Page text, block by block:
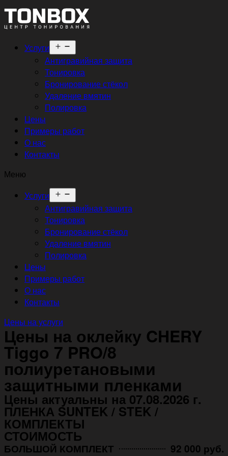
Услуги
меню
Антигравийная защита
Тонировка
Бронирование стёкол
Удаление вмятин
Полировка
Цены
Примеры работ
О нас
Контакты
Меню
Услуги
меню
Антигравийная защита
Тонировка
Бронирование стёкол
Удаление вмятин
Полировка
Цены
Примеры работ
О нас
Контакты
Цены на услуги
Цены на оклейку CHERY
Tiggo 7 PRO/8
полиуретановыми
защитными пленками
Цены актуальны на 07.08.2026 г.
ПЛЕНКА SUNTEK / STEK /
КОМПЛЕКТЫ
СТОИМОСТЬ
БОЛЬШОЙ КОМПЛЕКТ 92 000 руб.